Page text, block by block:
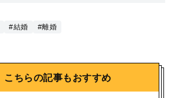
#結婚 #離婚
こちらの記事もおすすめ